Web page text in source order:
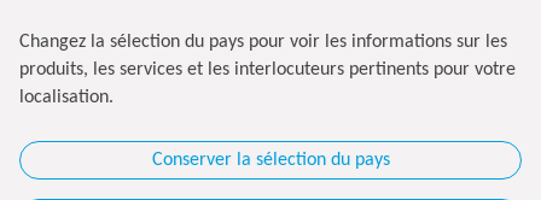
Changez la sélection du pays pour voir les informations sur les
produits, les services et les interlocuteurs pertinents pour votre
localisation.
Conserver la sélection du pays